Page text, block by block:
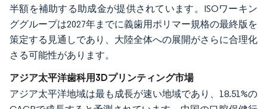
半額を補助する助成金が提供されています。ISOワーキン
ググループは2027年までに義歯用ポリマー規格の最終版を
策定する見通しであり、大陸全体への展開がさらに合理化
さる可能性があります。
アジア太平洋歯科用3Dプリンティング市場
アジア太平洋地域は最も成長が速い地域であり、18.51%の